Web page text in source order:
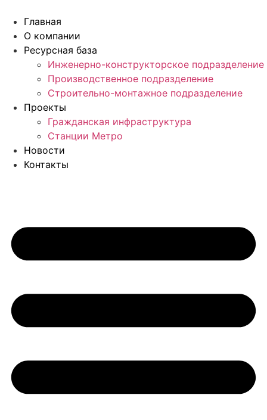
содержимому
Главная
О компании
Ресурсная база
Инженерно-конструкторское подразделение
Производственное подразделение
Строительно-монтажное подразделение
Проекты
Гражданская инфраструктура
Станции Метро
Новости
Контакты